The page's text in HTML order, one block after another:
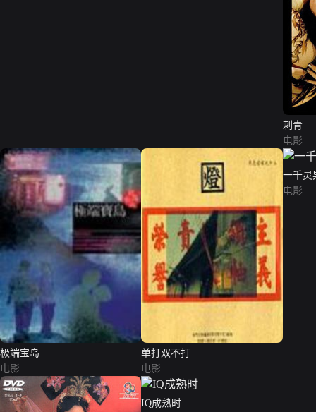
刺青
电影
极端宝岛
电影
单打双不打
电影
一千灵
电影
IQ成熟时